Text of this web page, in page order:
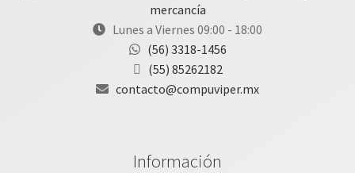
mercancía
Lunes a Viernes 09:00 - 18:00
(56) 3318-1456
(55) 85262182
contacto@compuviper.mx
Información